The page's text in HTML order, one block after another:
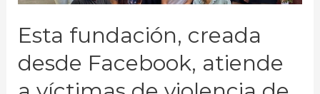
Esta fundación, creada
desde Facebook, atiende